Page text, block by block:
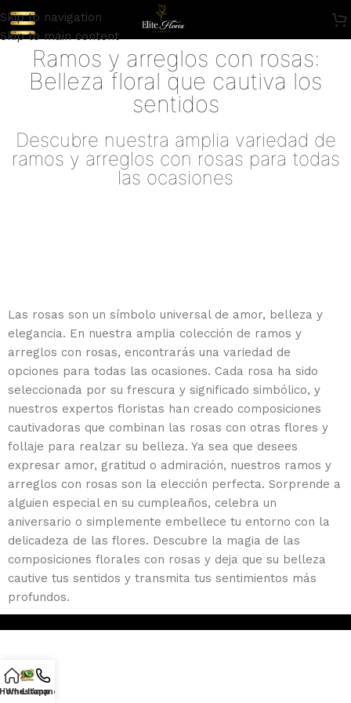
Skip to navigation
Skip to main content
Ramos y arreglos con rosas:
Belleza floral que cautiva los
sentidos
Descubre nuestra amplia variedad de
ramos y arreglos con rosas para todas
las ocasiones
Las rosas son un símbolo universal de amor, belleza y
elegancia. En nuestra amplia colección de ramos y
arreglos con rosas, encontrarás una variedad de
opciones para todas las ocasiones. Cada rosa ha sido
seleccionada por su frescura y significado simbólico, y
nuestros expertos floristas han creado composiciones
cautivadoras que combinan las rosas con otras flores y
follaje para realzar su belleza. Ya sea que desees
expresar amor, gratitud o admiración, nuestros ramos y
arreglos con rosas son la elección perfecta. Sorprende a
alguien especial en su cumpleaños, celebra un
aniversario o simplemente embellece tu entorno con la
delicadeza de las flores. Descubre la magia de las
composiciones florales con rosas y deja que su belleza
cautive tus sentidos y transmita tus sentimientos más
profundos.
Home
Whastapp
Llámanos